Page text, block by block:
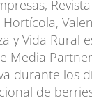
y Vida Rural
Media
durante los
de